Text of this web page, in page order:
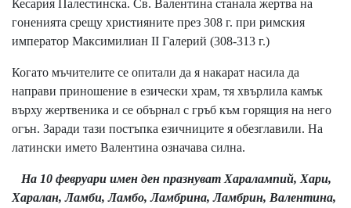
Кесария Палестинска. Св. Валентина станала жертва на
гоненията срещу християните през 308 г. при римския
император Максимилиан ІІ Галерий (308-313 г.)
Когато мъчителите се опитали да я накарат насила да
направи приношение в езически храм, тя хвърлила камък
върху жертвеника и се обърнал с гръб към горящия на него
огън. Заради тази постъпка езичниците я обезглавили. На
латински името Валентина означава силна.
На 10 февруари имен ден празнуват Харалампий, Хари,
Харалан, Ламби, Ламбо, Ламбрина, Ламбрин, Валентина,